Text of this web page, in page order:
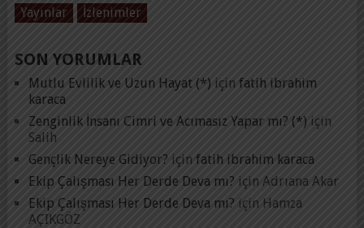
Yayınlar
İzlenimler
SON YORUMLAR
Mutlu Evlilik ve Uzun Hayat (*) için fatih ibrahim
karaca
Zenginlik İnsanı Cimri ve Acımasız Yapar mı? (*) için
Salih
Gençlik Nereye Gidiyor? için fatih ibrahim karaca
Ekip Çalışması Her Derde Deva mı? için Adrıana Akar
Ekip Çalışması Her Derde Deva mı? için Hamza
AÇIKGÖZ